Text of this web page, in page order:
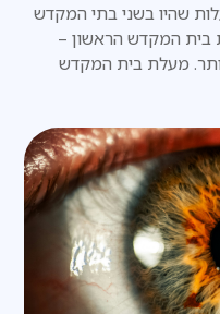
שהיו בשני בתי המקדש
בית המקדש הראשון –
יותר. מעלת בית המקדש